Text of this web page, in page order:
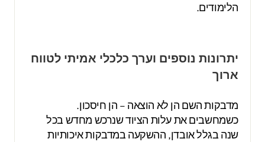
הלימודים.
יתרונות נוספים וערך כלכלי אמיתי לטווח
ארוך
מדבקות השם הן לא הוצאה – הן חיסכון.
כשמחשבים את עלות הציוד שנרכש מחדש בכל
שנה בגלל אובדן, ההשקעה במדבקות איכותיות